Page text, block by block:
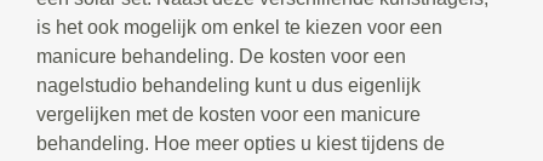
is het ook mogelijk om enkel te kiezen voor een
manicure behandeling. De kosten voor een
nagelstudio behandeling kunt u dus eigenlijk
vergelijken met de kosten voor een manicure
behandeling. Hoe meer opties u kiest tijdens de